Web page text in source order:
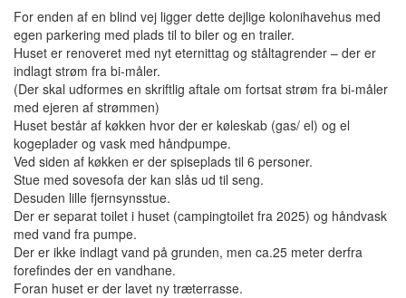
For enden af en blind vej ligger dette dejlige kolonihavehus med
egen parkering med plads til to biler og en trailer.
Huset er renoveret med nyt eternittag og ståltagrender – der er
indlagt strøm fra bi-måler.
(Der skal udformes en skriftlig aftale om fortsat strøm fra bi-måler
med ejeren af strømmen)
Huset består af køkken hvor der er køleskab (gas/ el) og el
kogeplader og vask med håndpumpe.
Ved siden af køkken er der spiseplads til 6 personer.
Stue med sovesofa der kan slås ud til seng.
Desuden lille fjernsynsstue.
Der er separat toilet i huset (campingtoilet fra 2025) og håndvask
med vand fra pumpe.
Der er ikke indlagt vand på grunden, men ca.25 meter derfra
forefindes der en vandhane.
Foran huset er der lavet ny træterrasse.